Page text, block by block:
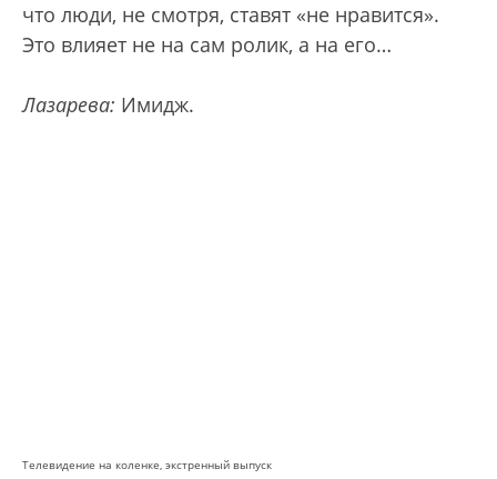
что люди, не смотря, ставят «не нравится».
Это влияет не на сам ролик, а на его…
Лазарева: Имидж.
Телевидение на коленке, экстренный выпуск